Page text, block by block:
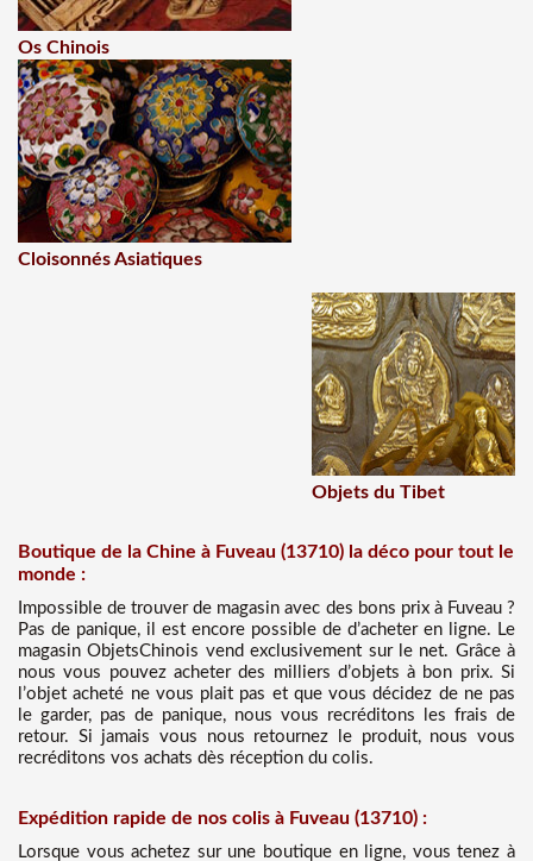
Os Chinois
Cloisonnés Asiatiques
Objets du Tibet
Boutique de la Chine à Fuveau (13710) la déco pour tout le
monde :
Impossible de trouver de magasin avec des bons prix à Fuveau ?
Pas de panique, il est encore possible de d’acheter en ligne. Le
magasin ObjetsChinois vend exclusivement sur le net. Grâce à
nous vous pouvez acheter des milliers d’objets à bon prix. Si
l’objet acheté ne vous plait pas et que vous décidez de ne pas
le garder, pas de panique, nous vous recréditons les frais de
retour. Si jamais vous nous retournez le produit, nous vous
recréditons vos achats dès réception du colis.
Expédition rapide de nos colis à Fuveau (13710) :
Lorsque vous achetez sur une boutique en ligne, vous tenez à